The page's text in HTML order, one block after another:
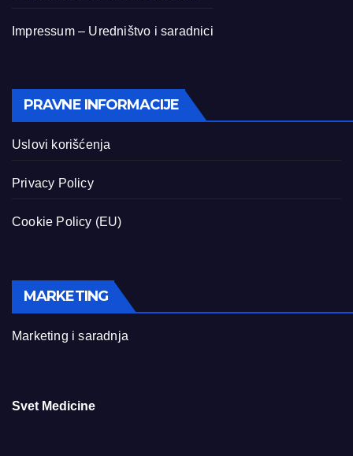
Impressum – Uredništvo i saradnici
PRAVNE INFORMACIJE
Uslovi korišćenja
Privacy Policy
Cookie Policy (EU)
MARKETING
Marketing i saradnja
Svet Medicine